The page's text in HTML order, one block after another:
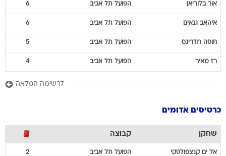
אור בלוריאן הפועל תל אביב 6
איהאב גנאים הפועל תל אביב 6
חוסה רודריגס הפועל תל אביב 5
רז מאיר הפועל תל אביב 4
לרשימה המלאה
כרטיסים אדומים
שחקן קבוצה
אל ים קנצפולסקי הפועל תל אביב 2